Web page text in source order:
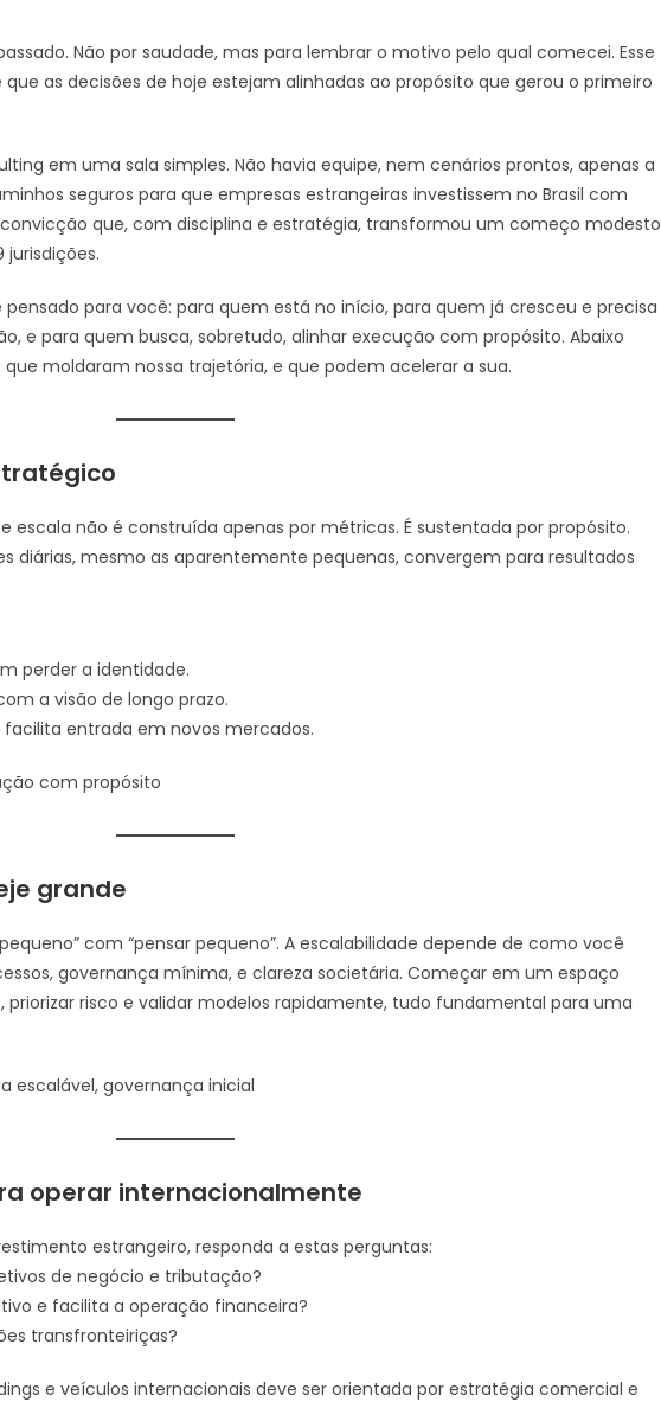
Não por saudade, mas para lembrar o motivo pelo qual comecei. Esse
as decisões de hoje estejam alinhadas ao propósito que gerou o primeiro
em uma sala simples. Não havia equipe, nem cenários prontos, apenas a
seguros para que empresas estrangeiras investissem no Brasil com
convicção que, com disciplina e estratégia, transformou um começo modesto
para você: para quem está no início, para quem já cresceu e precisa
e para quem busca, sobretudo, alinhar execução com propósito. Abaixo
moldaram nossa trajetória, e que podem acelerar a sua.
escala não é construída apenas por métricas. É sustentada por propósito.
diárias, mesmo as aparentemente pequenas, convergem para resultados
perder a identidade.
a visão de longo prazo.
facilita entrada em novos mercados.
com propósito
grande
com “pensar pequeno”. A escalabilidade depende de como você
governança mínima, e clareza societária. Começar em um espaço
risco e validar modelos rapidamente, tudo fundamental para uma
escalável, governança inicial
operar internacionalmente
estrangeiro, responda a estas perguntas:
de negócio e tributação?
e facilita a operação financeira?
transfronteiriças?
e veículos internacionais deve ser orientada por estratégia comercial e